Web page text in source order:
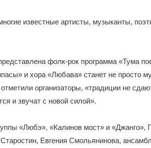
известные артисты, музыканты,
фолк-рок программа «Тума
и хора «Любава» станет не просто
организаторы, «традиции не
и звучат с новой силой».
«Любэ», «Калинов мост» и «Джанго»,
Евгения Смольянинова,